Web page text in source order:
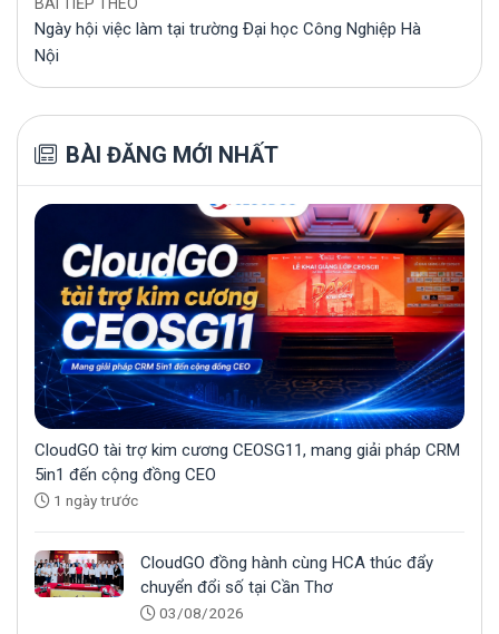
Ngày hội việc làm tại trường Đại học Công Nghiệp Hà
Nội
BÀI ĐĂNG MỚI NHẤT
CloudGO tài trợ kim cương CEOSG11, mang giải pháp CRM
5in1 đến cộng đồng CEO
1 ngày trước
CloudGO đồng hành cùng HCA thúc đẩy
chuyển đổi số tại Cần Thơ
03/08/2026